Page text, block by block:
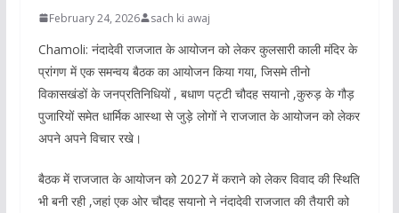
February 24, 2026 sach ki awaj
Chamoli: नंदादेवी राजजात के आयोजन को लेकर कुलसारी काली मंदिर के
प्रांगण में एक समन्वय बैठक का आयोजन किया गया, जिसमे तीनो
विकासखंडों के जनप्रतिनिधियों , बधाण पट्टी चौदह सयानो ,कुरुड़ के गौड़
पुजारियों समेत धार्मिक आस्था से जुड़े लोगों ने राजजात के आयोजन को लेकर
अपने अपने विचार रखे।
बैठक में राजजात के आयोजन को 2027 में कराने को लेकर विवाद की स्थिति
भी बनी रही ,जहां एक ओर चौदह सयानो ने नंदादेवी राजजात की तैयारी को